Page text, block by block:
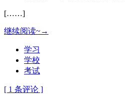
[……]
继续阅读~→
学习
学校
考试
[ 1 条评论 ]